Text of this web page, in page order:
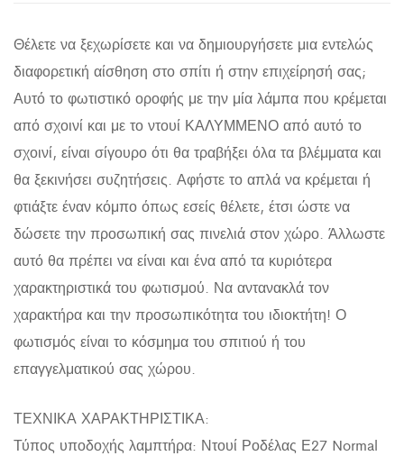
quantity
Θέλετε να ξεχωρίσετε και να δημιουργήσετε μια εντελώς
διαφορετική αίσθηση στο σπίτι ή στην επιχείρησή σας;
Αυτό το φωτιστικό οροφής με την μία λάμπα που κρέμεται
από σχοινί και με το ντουί ΚΑΛΥΜΜΕΝΟ από αυτό το
σχοινί, είναι σίγουρο ότι θα τραβήξει όλα τα βλέμματα και
θα ξεκινήσει συζητήσεις. Αφήστε το απλά να κρέμεται ή
φτιάξτε έναν κόμπο όπως εσείς θέλετε, έτσι ώστε να
δώσετε την προσωπική σας πινελιά στον χώρο. Άλλωστε
αυτό θα πρέπει να είναι και ένα από τα κυριότερα
χαρακτηριστικά του φωτισμού. Να αντανακλά τον
χαρακτήρα και την προσωπικότητα του ιδιοκτήτη! Ο
φωτισμός είναι το κόσμημα του σπιτιού ή του
επαγγελματικού σας χώρου.
ΤΕΧΝΙΚΑ ΧΑΡΑΚΤΗΡΙΣΤΙΚΑ:
Τύπος υποδοχής λαμπτήρα: Ντουί Ροδέλας Ε27 Normal